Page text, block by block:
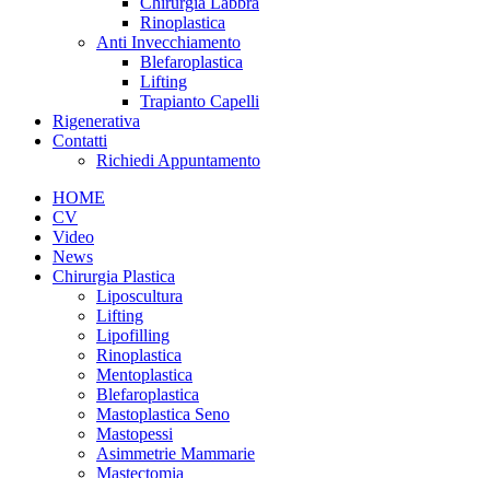
Rinoplastica
Anti Invecchiamento
Blefaroplastica
Lifting
Trapianto Capelli
Rigenerativa
Contatti
Richiedi Appuntamento
HOME
CV
Video
News
Chirurgia Plastica
Liposcultura
Lifting
Lipofilling
Rinoplastica
Mentoplastica
Blefaroplastica
Mastoplastica Seno
Mastopessi
Asimmetrie Mammarie
Mastectomia